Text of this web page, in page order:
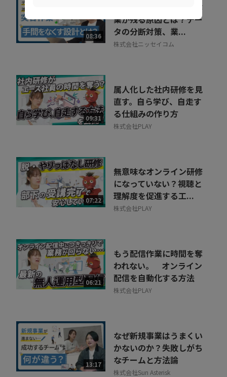
08:36
人事給与システムで手作
業が残る原因とは？デー
タの分断対策、業...
株式会社ニッセイコム
09:31
属人化した社内研修を見
直す。自ら学び、自走す
る仕組みの作り方
株式会社PLAY
07:22
無意味なオンライン研修
になっていない？視聴と
理解度を促進する工...
株式会社PLAY
06:21
もう配信作業に時間を奪
われない。 オンライン
配信を自動化する方法
株式会社PLAY
13:17
なぜ新規事業はうまくい
かないのか？失敗しがち
なチームと方法論
株式会社Sun Asterisk